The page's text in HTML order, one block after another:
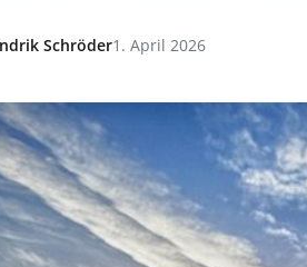
Schröder1. April 2026